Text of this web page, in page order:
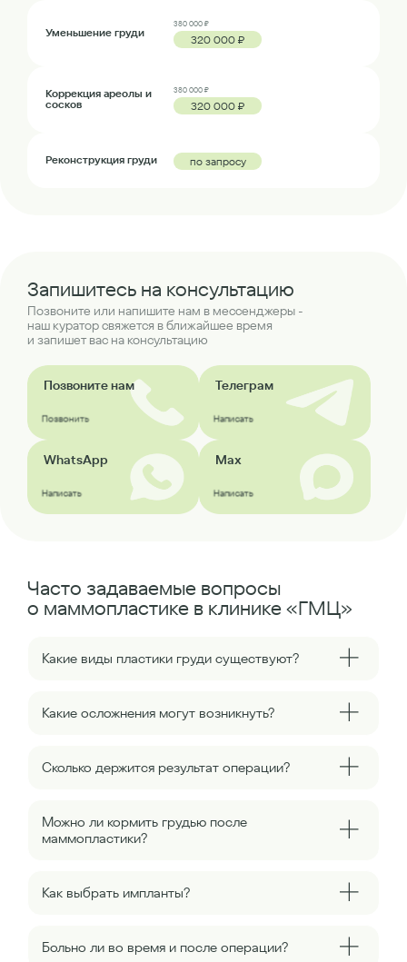
Уменьшение груди
380 000 ₽
320 000 ₽
Коррекция ареолы и
сосков
380 000 ₽
320 000 ₽
Реконструкция груди по запросу
Запишитесь на консультацию
Позвоните или напишите нам в мессенджеры -
наш куратор свяжется в ближайшее время
и запишет вас на консультацию
Позвоните нам
Позвонить
Телеграм
Написать
WhatsApp
Написать
Max
Написать
Часто задаваемые вопросы
о маммопластике в клинике «ГМЦ»
Какие виды пластики груди существуют?
Какие осложнения могут возникнуть?
Сколько держится результат операции?
Можно ли кормить грудью после
маммопластики?
Как выбрать импланты?
Больно ли во время и после операции?